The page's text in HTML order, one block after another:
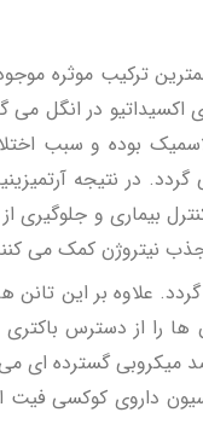
ترکیب موثره موجود
در انگل می
بوده و سبب
گردد. در نتیجه
بیماری و جلوگیری
جذب نیتروژن کمک می
علاوه بر این تانن
ها را از دسترس
گسترده ای می
داروی کوکسی